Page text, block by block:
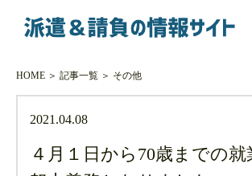
HOME＞ 記事一覧＞ その他
2021.04.08
４月１日から70歳までの就